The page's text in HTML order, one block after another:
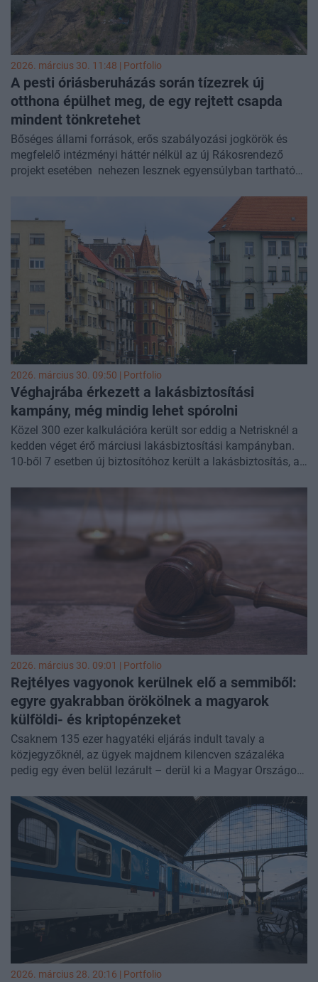
2026. március 30. 11:48 | Portfolio
A pesti óriásberuházás során tízezrek új
otthona épülhet meg, de egy rejtett csapda
mindent tönkretehet
Bőséges állami források, erős szabályozási jogkörök és
megfelelő intézményi háttér nélkül az új Rákosrendező
projekt esetében nehezen lesznek egyensúlyban tarthatóak
kompromisszumos megoldásokra és fokozatos
építkezésre lesz szüksége a sikerhez, de amárcius 31-én
kedden kihirdetésre kerülő nyertes pályázat nagyszabású
terveinek megvalósítása mindenképp hatalmas kihívást
jelent majd.
2026. március 30. 09:50 | Portfolio
Véghajrába érkezett a lakásbiztosítási
kampány, még mindig lehet spórolni
Közel 300 ezer kalkulációra került sor eddig a Netrisknél a
kedden véget érő márciusi lakásbiztosítási kampányban.
10-ből 7 esetben új biztosítóhoz került a lakásbiztosítás, a
kaptak az érintettek. Az átlagdíj az idei kampányban eddig
is az látszik, hogy még egy 1-2 éves szerződés esetében is
érdemes megnézni az ajánlatokat és összehasonlítani -
2026. március 30. 09:01 | Portfolio
Rejtélyes vagyonok kerülnek elő a semmiből:
egyre gyakrabban örökölnek a magyarok
külföldi- és kriptopénzeket
Csaknem 135 ezer hagyatéki eljárás indult tavaly a
közjegyzőknél, az ügyek majdnem kilencven százaléka
pedig egy éven belül lezárult – derül ki a Magyar Országos
jellemzően akkor tart ennél hosszabb ideig, ha vita van az
örökösök között és bírósághoz fordulnak vagy olyan
külföldi vagyontárgy – például bankszámla, adriai nyaraló,
vitorlás – is van a hagyatékban, amelyről nehezen lehet
hivatalos információt szerezni. Az örökösök a
vagyontárgyak pontos összegyűjtésével és az egyezségre
törekvéssel is tudják gyorsítani a hagyatéki eljárást.
2026. március 28. 20:16 | Portfolio